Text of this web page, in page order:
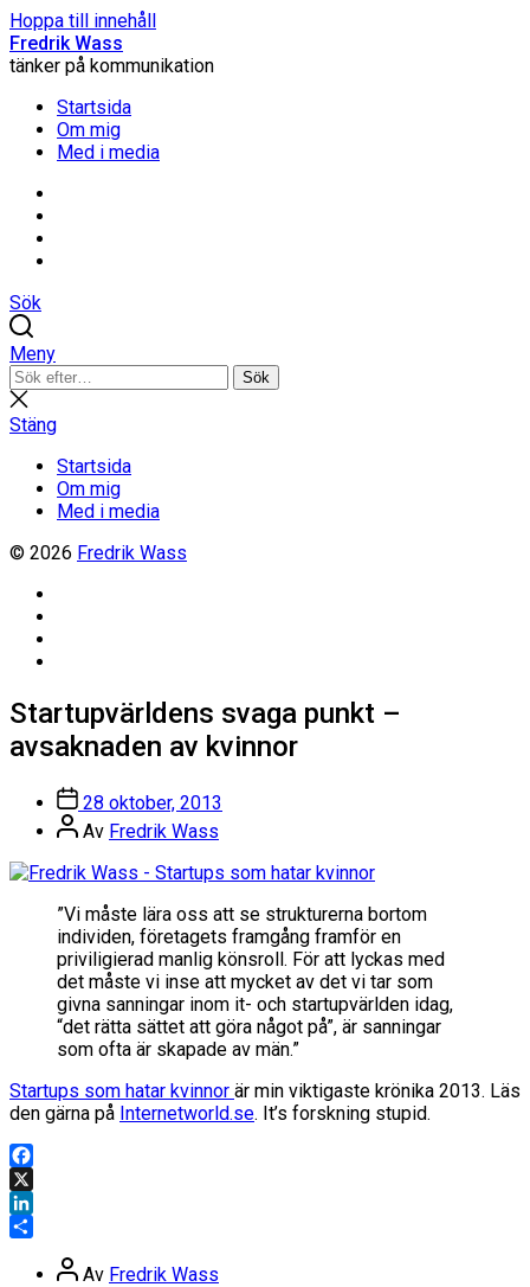
Hoppa till innehåll
Fredrik Wass
tänker på kommunikation
Startsida
Om mig
Med i media
Sök
Meny
Sök
efter:
Sök
Stäng
sökning
Stäng
Startsida
Om mig
Med i media
© 2026 Fredrik Wass
Startupvärldens svaga punkt –
avsaknaden av kvinnor
Inläggsdatum
28 oktober, 2013
Inläggsförfattare
Av Fredrik Wass
”Vi måste lära oss att se strukturerna bortom
individen, företagets framgång framför en
priviligierad manlig könsroll. För att lyckas med
det måste vi inse att mycket av det vi tar som
givna sanningar inom it- och startupvärlden idag,
“det rätta sättet att göra något på”, är sanningar
som ofta är skapade av män.”
Startups som hatar kvinnor är min viktigaste krönika 2013. Läs
den gärna på Internetworld.se. It’s forskning stupid.
Facebook
X
LinkedIn
Inläggsförfattare
Av Fredrik Wass